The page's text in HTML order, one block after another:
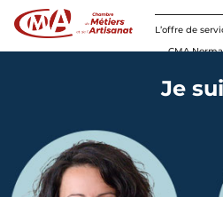
L’offre de
CMA
Je
Panneau de gestion des